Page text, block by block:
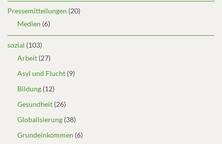
Pressemitteilungen (20)
Medien (6)
sozial (103)
Arbeit (27)
Asyl und Flucht (9)
Bildung (12)
Gesundheit (26)
Globalisierung (38)
Grundeinkommen (6)